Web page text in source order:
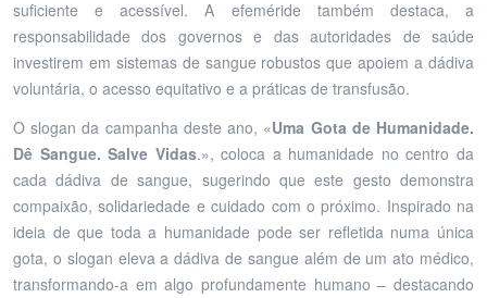
suficiente e acessível. A efeméride também destaca, a
responsabilidade dos governos e das autoridades de saúde
investirem em sistemas de sangue robustos que apoiem a dádiva
voluntária, o acesso equitativo e a práticas de transfusão.
O slogan da campanha deste ano, «Uma Gota de Humanidade.
Dê Sangue. Salve Vidas.», coloca a humanidade no centro da
cada dádiva de sangue, sugerindo que este gesto demonstra
compaixão, solidariedade e cuidado com o próximo. Inspirado na
ideia de que toda a humanidade pode ser refletida numa única
gota, o slogan eleva a dádiva de sangue além de um ato médico,
transformando-a em algo profundamente humano – destacando